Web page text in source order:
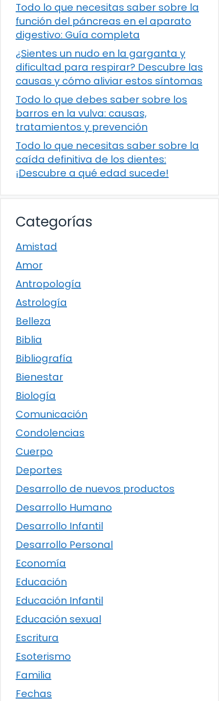
Todo lo que necesitas saber sobre la
función del páncreas en el aparato
digestivo: Guía completa
¿Sientes un nudo en la garganta y
dificultad para respirar? Descubre las
causas y cómo aliviar estos síntomas
Todo lo que debes saber sobre los
barros en la vulva: causas,
tratamientos y prevención
Todo lo que necesitas saber sobre la
caída definitiva de los dientes:
¡Descubre a qué edad sucede!
Categorías
Amistad
Amor
Antropología
Astrología
Belleza
Biblia
Bibliografía
Bienestar
Biología
Comunicación
Condolencias
Cuerpo
Deportes
Desarrollo de nuevos productos
Desarrollo Humano
Desarrollo Infantil
Desarrollo Personal
Economía
Educación
Educación Infantil
Educación sexual
Escritura
Esoterismo
Familia
Fechas